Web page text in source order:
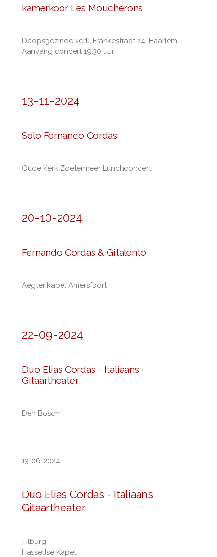
kamerkoor Les Moucherons
Doopsgezinde kerk, Frankestraat 24, Haarlem.
Aanvang concert 19:30 uur
13-11-2024
Solo Fernando Cordas
Oude Kerk Zoetermeer Lunchconcert
20-10-2024
Fernando Cordas & Gitalento
Aegtenkapel Amersfoort
22-09-2024
Duo Elias Cordas - Italiaans
Gitaartheater
Den Bosch
13-06-2024
Duo Elias Cordas - Italiaans
Gitaartheater
Tilburg
Hasseltse Kapel